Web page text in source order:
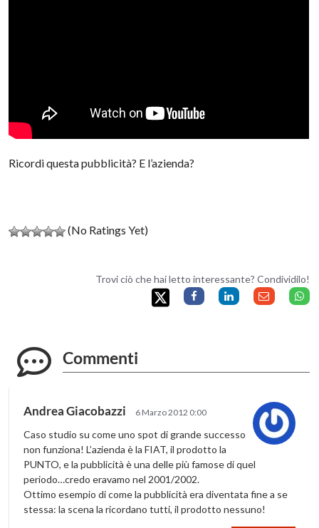
Ricordi questa pubblicità? E l’azienda?
(No Ratings Yet)
Trovi ciò che hai letto interessante? Condividilo!
Commenti
Andrea Giacobazzi 6 Marzo 2012 0:00
Caso studio su come uno spot di grande successo
non funziona! L’azienda è la FIAT, il prodotto la
PUNTO, e la pubblicità è una delle più famose di quel
periodo…credo eravamo nel 2001/2002.
Ottimo esempio di come la pubblicità era diventata fine a se
stessa: la scena la ricordano tutti, il prodotto nessuno!